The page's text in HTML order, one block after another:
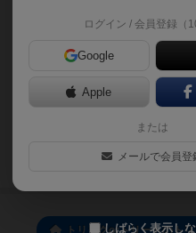
ハロウィンのお
見た目とは裏腹
品です♪(＾＾)今
します♪なお、
の第２版が好評
エンドプレイヤ
トリックorトリートのト
ログイン / 会員登録（
Google
Apple
または
メールで会員登
しばらく表示し